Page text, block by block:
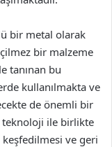
bir metal olarak
bir malzeme
tanınan bu
kullanılmakta ve
de önemli bir
teknoloji ile birlikte
ve geri